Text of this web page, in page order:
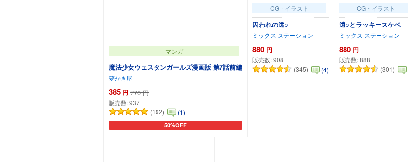
マンガ
魔法少女ウェスタンガールズ漫画版 第7話前編
夢かき屋
385 円 770 円
販売数:937
(192)
(1)
50%OFF
カートに追加
CG・イラスト
囚われの遠○
ミックス ステーション
880 円
販売数:908
(345)
(4)
CG・イラスト
遠○とラッキースケベ
ミックス ステーション
880 円
販売数:888
(301)